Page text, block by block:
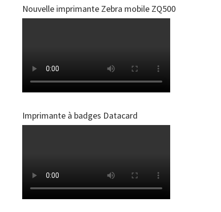
Nouvelle imprimante Zebra mobile ZQ500
Imprimante à badges Datacard